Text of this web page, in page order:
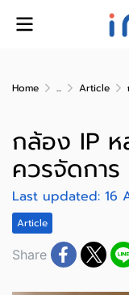
Home ... Article
กล้อง IP ห
ควรจัดกา
Last updated: 16
Article
Share